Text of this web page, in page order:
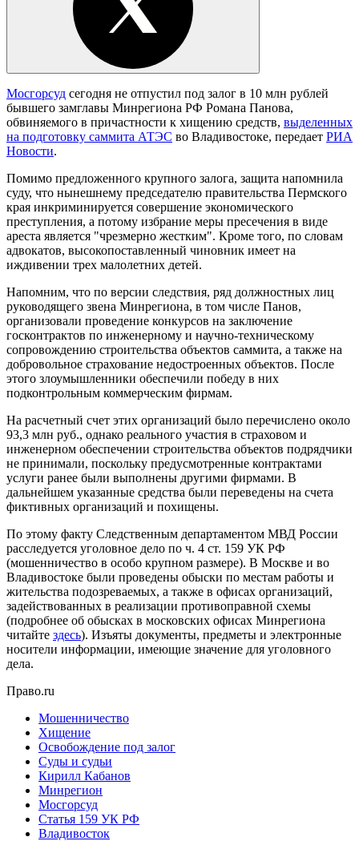
Мосгорсуд сегодня не отпустил под залог в 10 млн рублей
бывшего замглавы Минрегиона РФ Романа Панова,
обвиняемого в причастности к хищению средств, выделенных
на подготовку саммита АТЭС во Владивостоке, передает РИА
Новости.
Помимо предложенного крупного залога, защита напомнила
суду, что нынешнему председателю правительства Пермского
края инкриминируется совершение экономического
преступления, а потому избрание меры пресечения в виде
ареста является "чрезмерно жестким". Кроме того, по словам
адвокатов, высокопоставленный чиновник имеет на
иждивении трех малолетних детей.
Напомним, что по версии следствия, ряд должностных лиц
руководящего звена Минрегиона, в том числе Панов,
организовали проведение конкурсов на заключение
госконтрактов по инженерному и научно-техническому
сопровождению строительства объектов саммита, а также на
добровольное страхование недостроенных объектов. После
этого злоумышленники обеспечили победу в них
подконтрольным коммерческим фирмам.
На расчетный счет этих организаций было перечислено около
93,3 млн руб., однако реального участия в страховом и
инженерном обеспечении строительства объектов подрядчики
не принимали, поскольку предусмотренные контрактами
услуги ранее были выполнены другими фирмами. В
дальнейшем указанные средства были переведены на счета
фиктивных организаций и похищены.
По этому факту Следственным департаментом МВД России
расследуется уголовное дело по ч. 4 ст. 159 УК РФ
(мошенничество в особо крупном размере). В Москве и во
Владивостоке были проведены обыски по местам работы и
жительства подозреваемых, а также в офисах организаций,
задействованных в реализации противоправной схемы
(подробнее об обысках в московских офисах Минрегиона
читайте здесь). Изъяты документы, предметы и электронные
носители информации, имеющие значение для уголовного
дела.
Право.ru
Мошенничество
Хищение
Освобождение под залог
Суды и судьи
Кирилл Кабанов
Минрегион
Мосгорсуд
Статья 159 УК РФ
Владивосток